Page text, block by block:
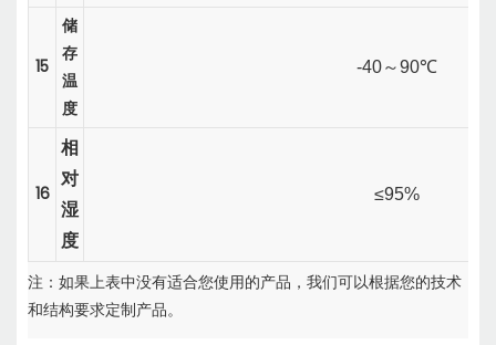
15
储
存
温
度
-40～90℃
16
相
对
湿
度
≤95%
注：如果上表中没有适合您使用的产品，我们可以根据您的技术
和结构要求定制产品。